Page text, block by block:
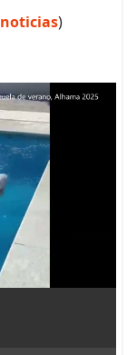
noticias)